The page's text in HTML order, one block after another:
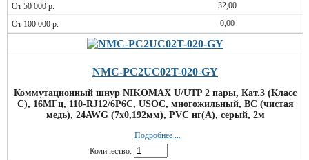
32,00
0,00
NMC-PC2UC02T-020-GY
Коммутационный шнур NIKOMAX U/UTP 2 пары, Кат.3 (Класс
C), 16МГц, 110-RJ12/6P6C, USOC, многожильный, BC (чистая
медь), 24AWG (7х0,192мм), PVC нг(А), серый, 2м
Подробнее ...
Количество: